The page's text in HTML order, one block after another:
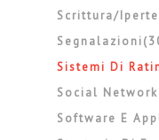
Scrittura/
Sistemi Di
Social
Software E